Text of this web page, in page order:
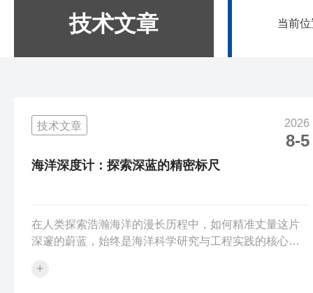
技术文章 当前
技术文章 2026
8-5
海洋深度计：探索深蓝的精密标尺
在人类探索浩瀚海洋的漫长历程中，如何精准丈量这片
深邃的蔚蓝，始终是海洋科学研究与工程实践的核心命
其精密的测量原理与多样的技术形态，成为了人类认知
+